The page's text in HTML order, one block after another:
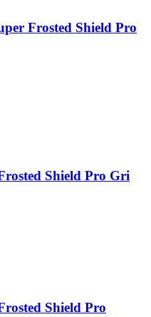
Frosted Shield Pro
Shield Pro Gri
Shield Pro